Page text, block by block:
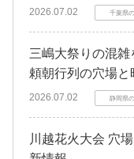
2026.07.02 千葉県
三嶋大祭りの混雑
頼朝行列の穴場と
2026.07.02 静岡県
川越花火大会 穴